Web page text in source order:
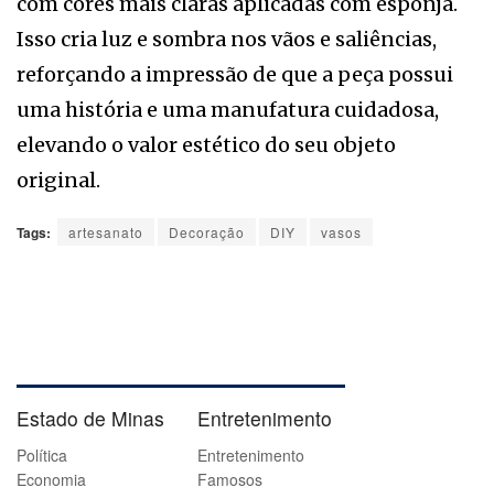
Isso cria luz e sombra nos vãos e saliências,
reforçando a impressão de que a peça possui
uma história e uma manufatura cuidadosa,
elevando o valor estético do seu objeto
original.
Tags: artesanato Decoração DIY vasos
Estado de Minas
Política
Economia
Entretenimento
Entretenimento
Famosos